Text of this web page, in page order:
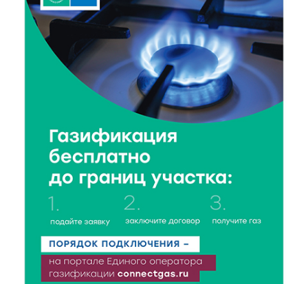
8 Авг 2026 14:23 299
Тверские экологи сняли на видео медвежий обед
8 Авг 2026 14:14 461
Виталий Королев запустил веловолну на Волге в
8 Авг 2026 13:37 774
Чем удивит X Международный фестиваль «Калитка»
в 2026 году?
8 Авг 2026 12:37 437
Забыл вещи в транспорте? Рассказываем, что ждёт
пассажиров по новым правилам